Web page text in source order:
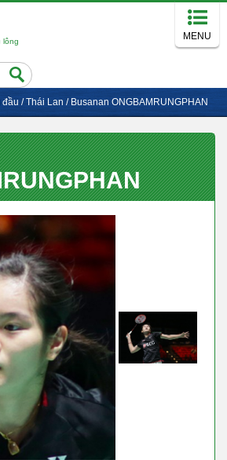
lông MENU
đầu /Thái Lan / Busanan ONGBAMRUNGPHAN